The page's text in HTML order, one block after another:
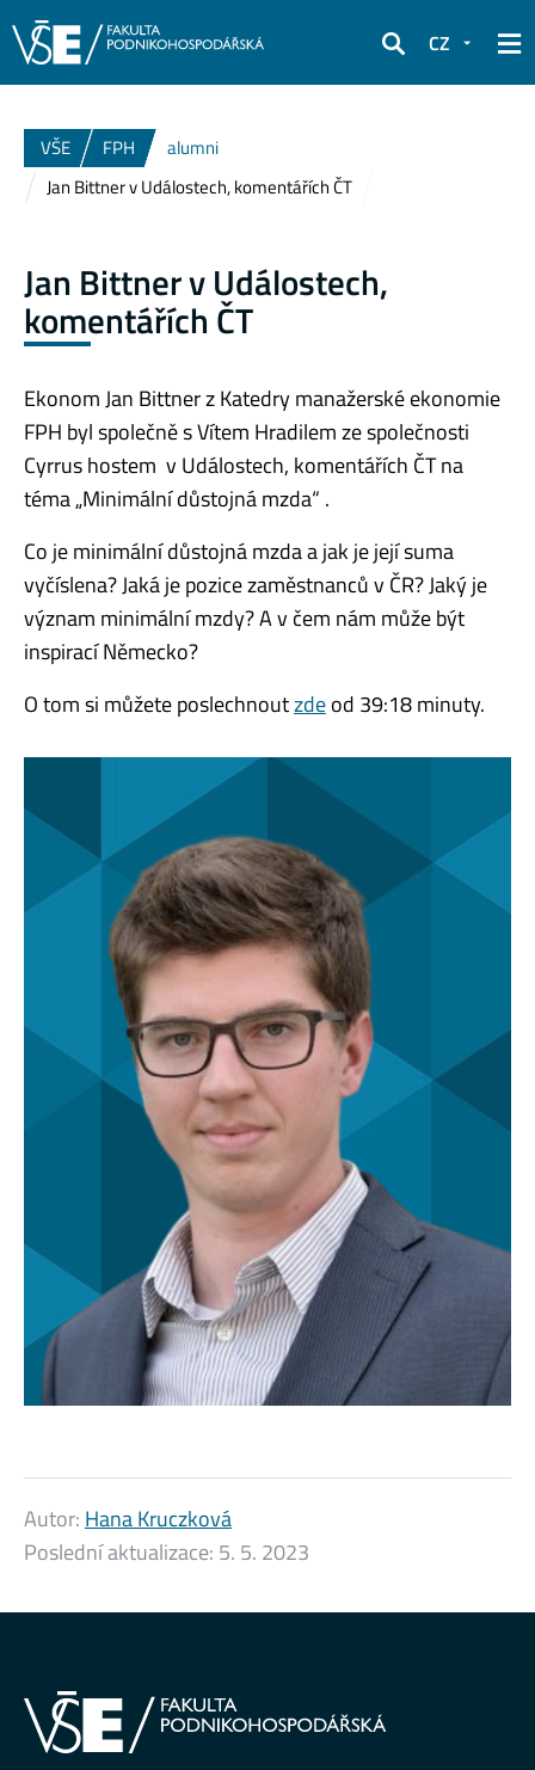
Hledat
CZ
VŠE FPH
alumni
Jan Bittner v Událostech, komentářích ČT
Jan Bittner v Událostech,
komentářích ČT
Ekonom Jan Bittner z Katedry manažerské ekonomie
FPH byl společně s Vítem Hradilem ze společnosti
Cyrrus hostem v Událostech, komentářích ČT na
téma „Minimální důstojná mzda“ .
Co je minimální důstojná mzda a jak je její suma
vyčíslena? Jaká je pozice zaměstnanců v ČR? Jaký je
význam minimální mzdy? A v čem nám může být
inspirací Německo?
O tom si můžete poslechnoutzdeod 39:18 minuty.
Autor: Hana Kruczková
Poslední aktualizace: 5. 5. 2023